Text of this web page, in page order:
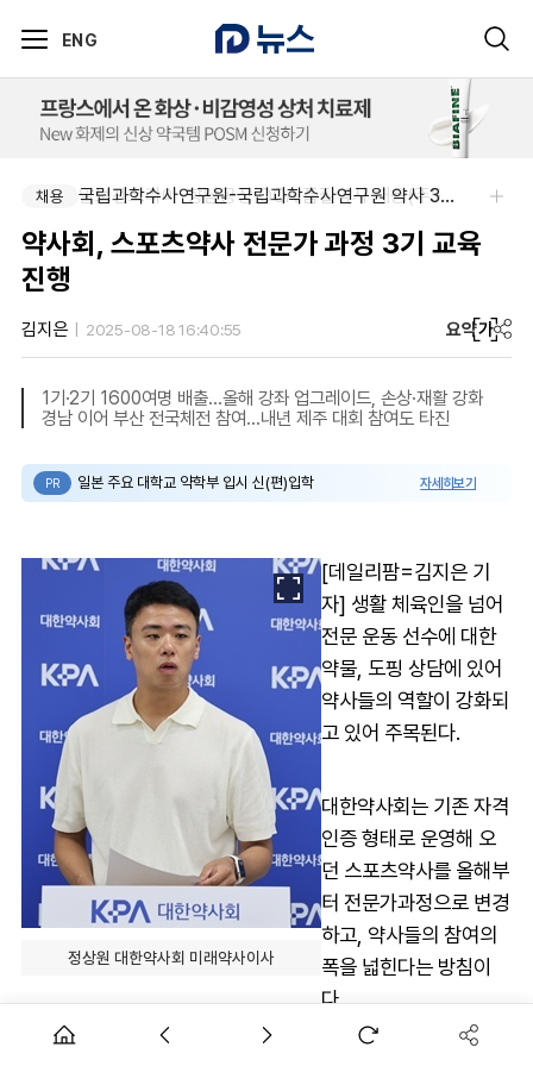
ENG
채용 국립과학수사연구원-국립과학수사연구원 약사 3명 채용
채용 알보젠코리아-향남공장 OQA 품질약사 채용(주5일/파트타임 가능)
약사회, 스포츠약사 전문가 과정 3기 교육
진행
김지은 2025-08-18 16:40:55 요약가
1기·2기 1600여명 배출…올해 강좌 업그레이드, 손상·재활 강화
경남 이어 부산 전국체전 참여…내년 제주 대회 참여도 타진
PR 일본 주요 대학교 약학부 입시 신(편)입학 자세히보기
정상원 대한약사회 미래약사이사
[데일리팜=김지은 기
자] 생활 체육인을 넘어
전문 운동 선수에 대한
약물, 도핑 상담에 있어
약사들의 역할이 강화되
고 있어 주목된다.
대한약사회는 기존 자격
인증 형태로 운영해 오
던 스포츠약사를 올해부
터 전문가과정으로 변경
하고, 약사들의 참여의
폭을 넓힌다는 방침이
다.
지난 2023년 도핑·금지 약물, 스포츠영양학 등에 대한 교육과